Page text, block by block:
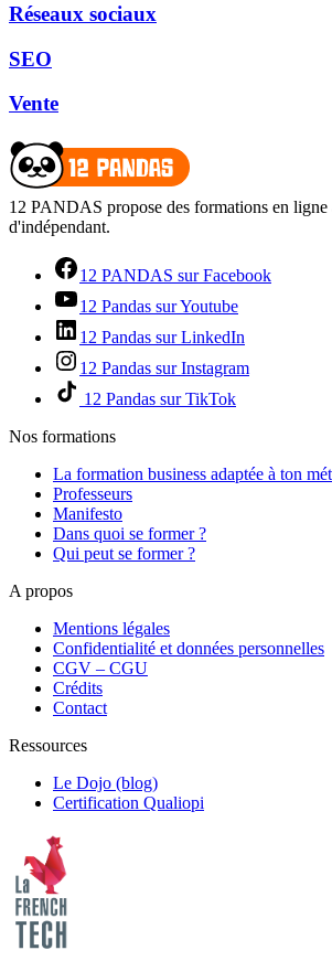
Réseaux sociaux
SEO
Vente
12 PANDAS propose des formations en ligne
d'indépendant.
12 PANDAS sur Facebook
12 Pandas sur Youtube
12 Pandas sur LinkedIn
12 Pandas sur Instagram
12 Pandas sur TikTok
Nos formations
La formation business adaptée à ton
Professeurs
Manifesto
Dans quoi se former ?
Qui peut se former ?
A propos
Mentions légales
Confidentialité et données personnelles
CGV – CGU
Crédits
Contact
Ressources
Le Dojo (blog)
Certification Qualiopi